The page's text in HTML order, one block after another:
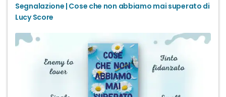
Segnalazione | Cose che non abbiamo mai superato di
Lucy Score